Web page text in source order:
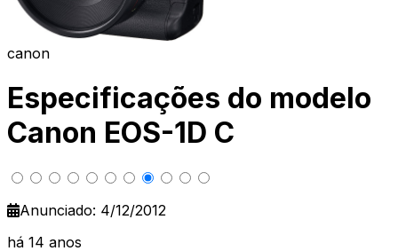
canon
Especificações do modelo
Canon EOS-1D C
Anunciado: 4/12/2012
há 14 anos